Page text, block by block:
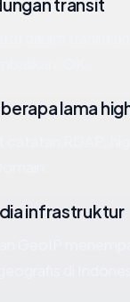
lama
infrastruktur